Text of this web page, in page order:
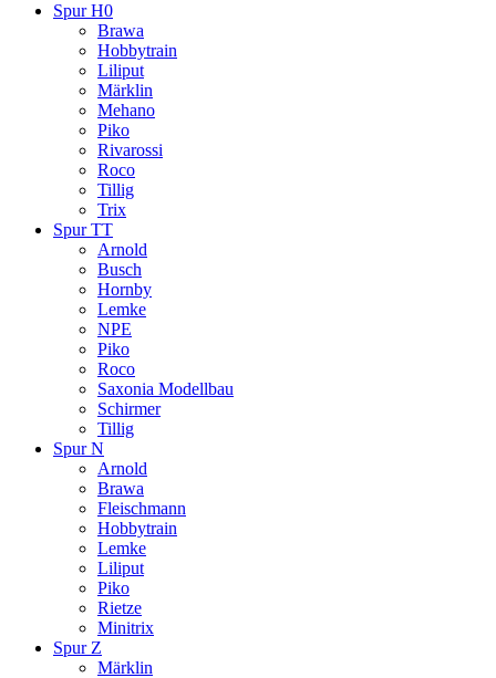
Spur H0
Brawa
Hobbytrain
Liliput
Märklin
Mehano
Piko
Rivarossi
Roco
Tillig
Trix
Spur TT
Arnold
Busch
Hornby
Lemke
NPE
Piko
Roco
Saxonia Modellbau
Schirmer
Tillig
Spur N
Arnold
Brawa
Fleischmann
Hobbytrain
Lemke
Liliput
Piko
Rietze
Minitrix
Spur Z
Märklin